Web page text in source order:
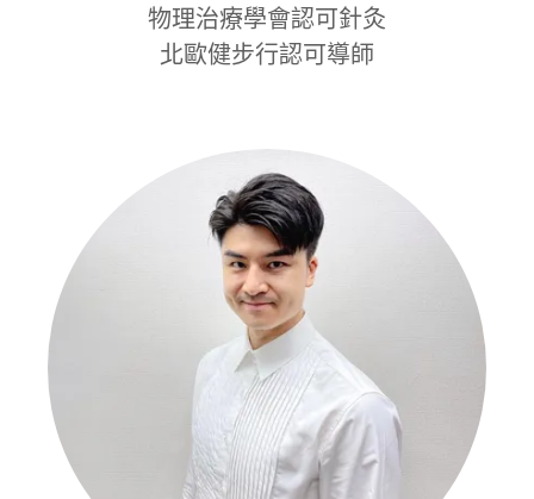
物理治療學會認可針灸
北歐健步行認可導師